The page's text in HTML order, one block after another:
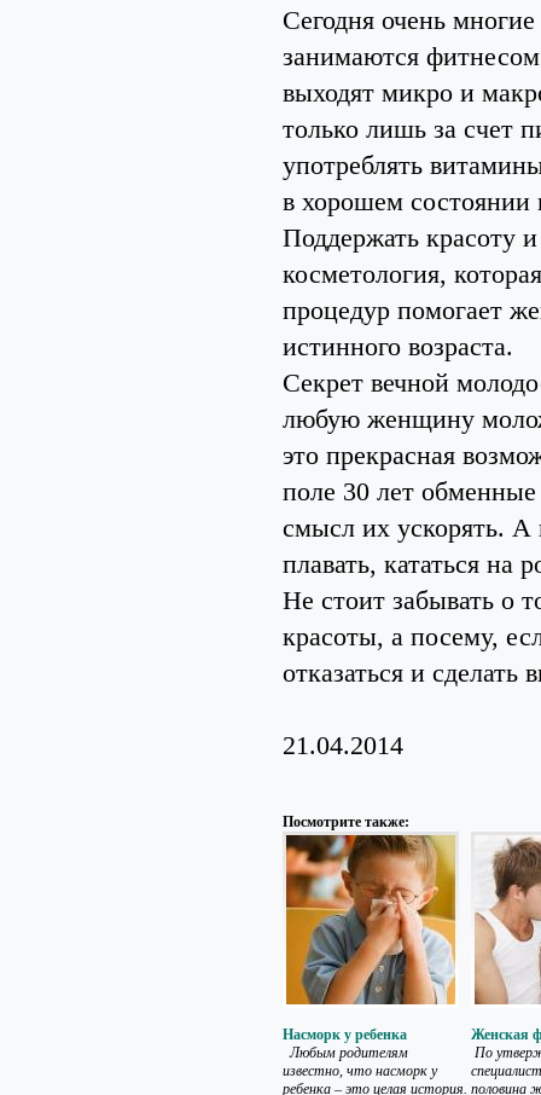
Сегодня очень
занимаются
выходят микро и
только лишь за счет
употреблять
в хорошем состоянии
Поддержать красоту
косметология,
процедур помогает
истинного возраста.
Секрет вечной
любую женщину
это прекрасная
поле 30 лет
смысл их ускорять. А
плавать, кататься на
Не стоит забывать о
красоты, а посему,
отказаться и
21.04.2014
Посмотрите также:
Насморк у ребенка
Любым родителям
известно, что насморк у
ребенка – это целая история.
Женская
По
половина